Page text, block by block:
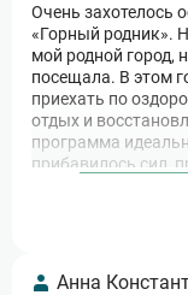
Очень захотелось
«Горный родник».
мой родной город,
посещала. В этом
приехать по
отдых и
программа
прибавилось сил,
которые
Анна